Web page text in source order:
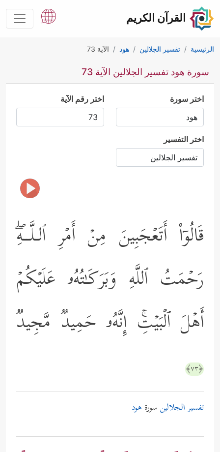
القرآن الكريم
الرئيسية تفسير الجلالين هود الآية 73
سورة هود تفسير الجلالين الآية 73
اختر سورة اختر رقم الآية
اختر التفسير
قَالُوۤاْ أَتَعۡجَبِینَ مِنۡ أَمۡرِ ٱلـلَّــهِۖ
رَحۡمَتُ ٱللَّهِ وَبَرَكَـٰتُهُۥ عَلَیۡكُمۡ
أَهۡلَ ٱلۡبَیۡتِۚ إِنَّهُۥ حَمِیدࣱ مَّجِیدࣱ
﴿٧٣﴾
تفسير الجلالينسورة هود